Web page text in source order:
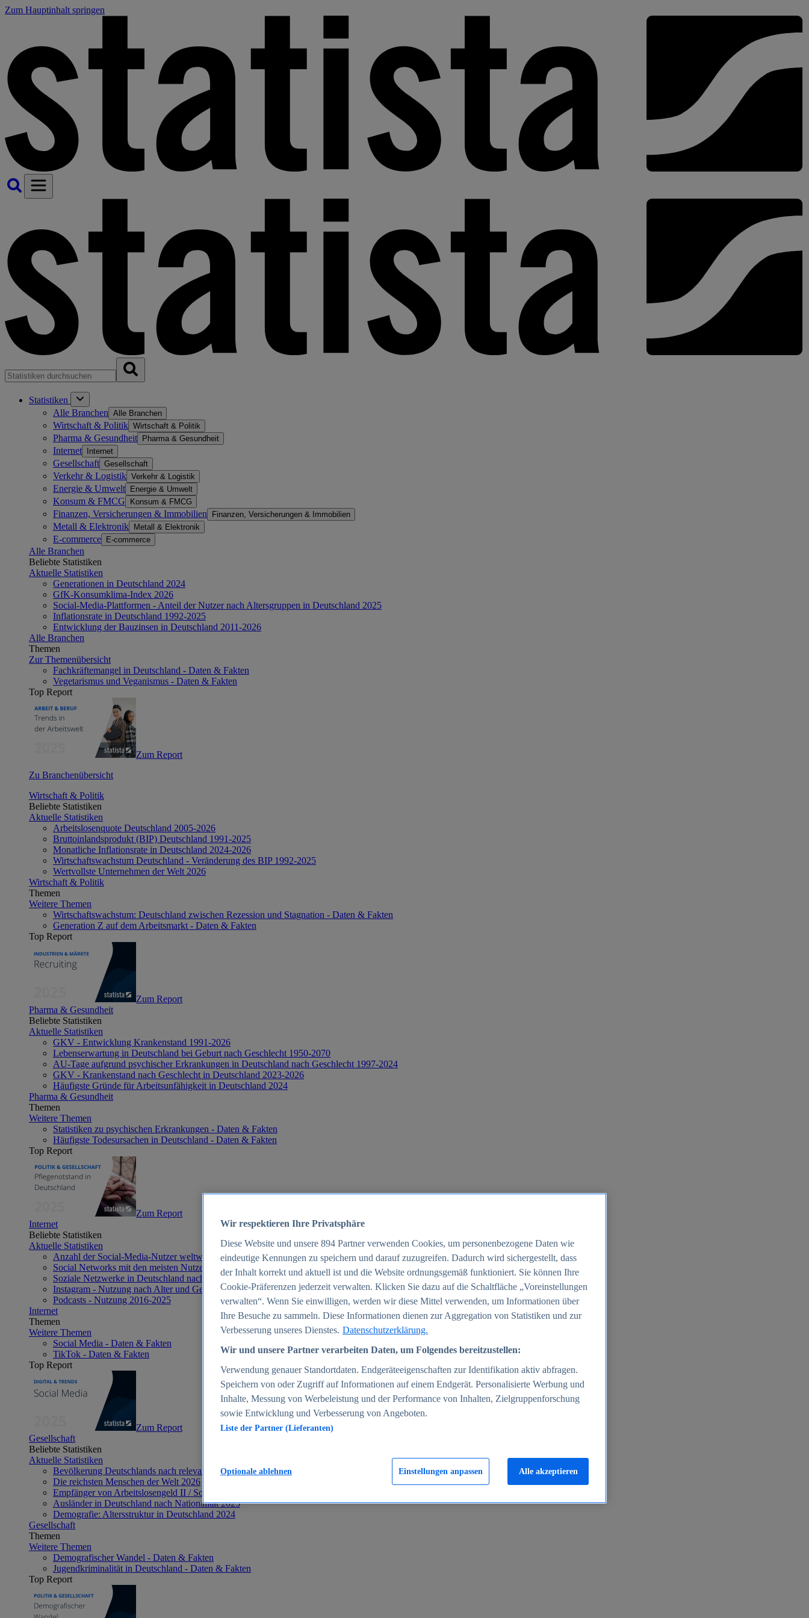
Zum Hauptinhalt springen
Statistiken
Alle Branchen Alle Branchen
Wirtschaft & Politik Wirtschaft & Politik
Pharma & Gesundheit Pharma & Gesundheit
Internet Internet
Gesellschaft Gesellschaft
Verkehr & Logistik Verkehr & Logistik
Energie & Umwelt Energie & Umwelt
Konsum & FMCG Konsum & FMCG
Finanzen, Versicherungen & Immobilien Finanzen, Versicherungen & Immobilien
Metall & Elektronik Metall & Elektronik
E-commerce E-commerce
Alle Branchen
Beliebte Statistiken
Aktuelle Statistiken
Generationen in Deutschland 2024
GfK-Konsumklima-Index 2026
Social-Media-Plattformen - Anteil der Nutzer nach Altersgruppen in Deutschland 2025
Inflationsrate in Deutschland 1992-2025
Entwicklung der Bauzinsen in Deutschland 2011-2026
Alle Branchen
Themen
Zur Themenübersicht
Fachkräftemangel in Deutschland - Daten & Fakten
Vegetarismus und Veganismus - Daten & Fakten
Top Report
Zum Report
Zu Branchenübersicht
Wirtschaft & Politik
Beliebte Statistiken
Aktuelle Statistiken
Arbeitslosenquote Deutschland 2005-2026
Bruttoinlandsprodukt (BIP) Deutschland 1991-2025
Monatliche Inflationsrate in Deutschland 2024-2026
Wirtschaftswachstum Deutschland - Veränderung des BIP 1992-2025
Wertvollste Unternehmen der Welt 2026
Wirtschaft & Politik
Themen
Weitere Themen
Wirtschaftswachstum: Deutschland zwischen Rezession und Stagnation - Daten & Fakten
Generation Z auf dem Arbeitsmarkt - Daten & Fakten
Top Report
Zum Report
Pharma & Gesundheit
Beliebte Statistiken
Aktuelle Statistiken
GKV - Entwicklung Krankenstand 1991-2026
Lebenserwartung in Deutschland bei Geburt nach Geschlecht 1950-2070
AU-Tage aufgrund psychischer Erkrankungen in Deutschland nach Geschlecht 1997-2024
GKV - Krankenstand nach Geschlecht in Deutschland 2023-2026
Häufigste Gründe für Arbeitsunfähigkeit in Deutschland 2024
Pharma & Gesundheit
Themen
Weitere Themen
Statistiken zu psychischen Erkrankungen - Daten & Fakten
Häufigste Todesursachen in Deutschland - Daten & Fakten
Top Report
Zum Report
Internet
Beliebte Statistiken
Aktuelle Statistiken
Anzahl der Social-Media-Nutzer weltweit 2012-2025
Social Networks mit den meisten Nutzern weltweit 2025
Soziale Netzwerke in Deutschland nach Generationen 2025
Instagram - Nutzung nach Alter und Geschlecht in Deutschland 2025
Podcasts - Nutzung 2016-2025
Internet
Themen
Weitere Themen
Social Media - Daten & Fakten
TikTok - Daten & Fakten
Top Report
Zum Report
Gesellschaft
Beliebte Statistiken
Aktuelle Statistiken
Bevölkerung Deutschlands nach relevanten Altersgruppen 2024
Die reichsten Menschen der Welt 2026
Empfänger von Arbeitslosengeld II / Sozialgeld / Bürgergeld in Deutschland 2005-2025
Ausländer in Deutschland nach Nationalität 2025
Demografie: Altersstruktur in Deutschland 2024
Gesellschaft
Themen
Weitere Themen
Demografischer Wandel - Daten & Fakten
Jugendkriminalität in Deutschland - Daten & Fakten
Top Report
Wir respektieren Ihre Privatsphäre
Diese Website und unsere 894 Partner verwenden Cookies, um personenbezogene Daten wie
eindeutige Kennungen zu speichern und darauf zuzugreifen. Dadurch wird sichergestellt, dass
der Inhalt korrekt und aktuell ist und die Website ordnungsgemäß funktioniert. Sie können Ihre
Cookie-Präferenzen jederzeit verwalten. Klicken Sie dazu auf die Schaltfläche „Voreinstellungen
verwalten“. Wenn Sie einwilligen, werden wir diese Mittel verwenden, um Informationen über
Ihre Besuche zu sammeln. Diese Informationen dienen zur Aggregation von Statistiken und zur
Verbesserung unseres Dienstes. Datenschutzerklärung.
Wir und unsere Partner verarbeiten Daten, um Folgendes bereitzustellen:
Verwendung genauer Standortdaten. Endgeräteeigenschaften zur Identifikation aktiv abfragen.
Speichern von oder Zugriff auf Informationen auf einem Endgerät. Personalisierte Werbung und
Inhalte, Messung von Werbeleistung und der Performance von Inhalten, Zielgruppenforschung
sowie Entwicklung und Verbesserung von Angeboten.
Liste der Partner (Lieferanten)
Einstellungen anpassen
Optionale ablehnen Alle akzeptieren